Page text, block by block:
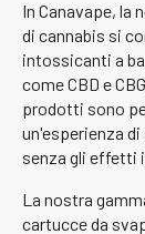
In Canavape, la
di cannabis si
intossicanti a
come CBD e
prodotti sono
un'esperienza
senza gli effetti
La nostra
cartucce da